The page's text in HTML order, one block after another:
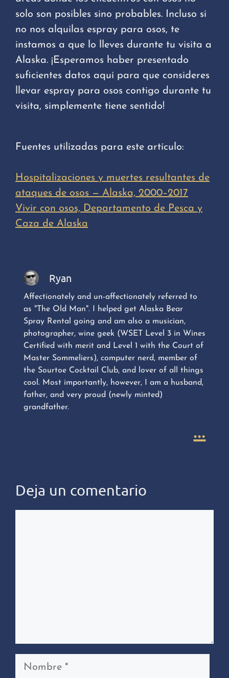
solo son posibles sino probables. Incluso si
no nos alquilas espray para osos, te
instamos a que lo lleves durante tu visita a
Alaska. ¡Esperamos haber presentado
suficientes datos aquí para que consideres
llevar espray para osos contigo durante tu
visita, simplemente tiene sentido!
Fuentes utilizadas para este artículo:
Hospitalizaciones y muertes resultantes de
ataques de osos — Alaska, 2000–2017
Vivir con osos, Departamento de Pesca y
Caza de Alaska
Ryan
Affectionately and un-affectionately referred to
as "The Old Man". I helped get Alaska Bear
Spray Rental going and am also a musician,
photographer, wine geek (WSET Level 3 in Wines
Certified with merit and Level 1 with the Court of
Master Sommeliers), computer nerd, member of
the Sourtoe Cocktail Club, and lover of all things
cool. Most importantly, however, I am a husband,
father, and very proud (newly minted)
grandfather.
...
Deja un comentario
Nombre